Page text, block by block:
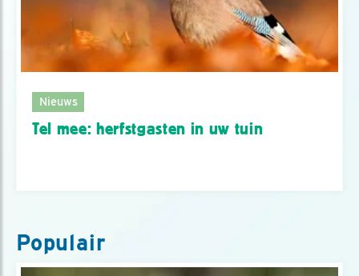
Nieuws
Tel mee: herfstgasten in uw tuin
Populair